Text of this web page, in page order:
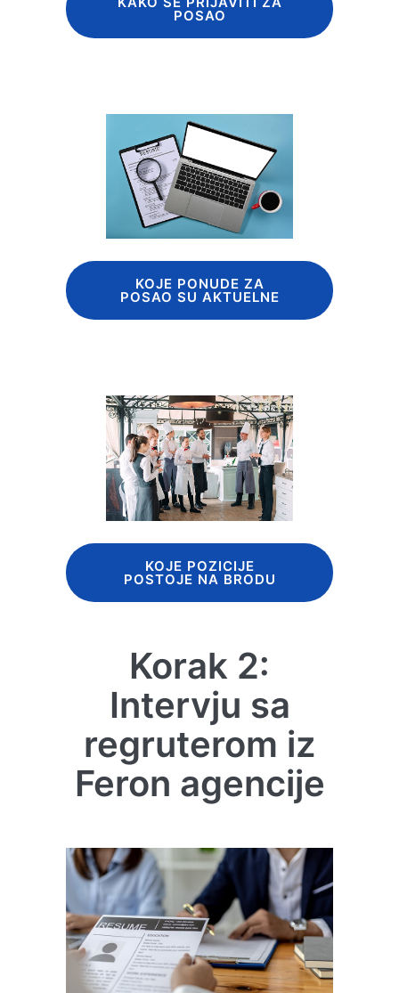
POSAO
KOJE PONUDE ZA
POSAO SU AKTUELNE
KOJE POZICIJE
POSTOJE NA BRODU
Korak 2:
Intervju sa
regruterom iz
Feron agencije